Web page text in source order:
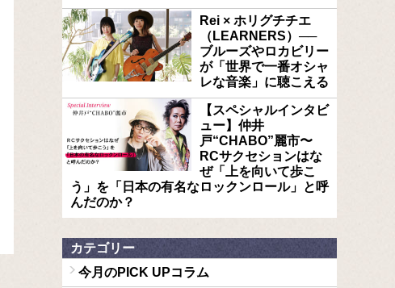
Rei × ホリグチチエ
（LEARNERS）──
ブルーズやロカビリー
が「世界で一番オシャ
レな音楽」に聴こえる
【スペシャルインタビ
ュー】仲井
戸“CHABO”麗市〜
RCサクセションはな
ぜ「上を向いて歩こ
う」を「日本の有名なロックンロール」と呼
んだのか？
カテゴリー
今月のPICK UPコラム